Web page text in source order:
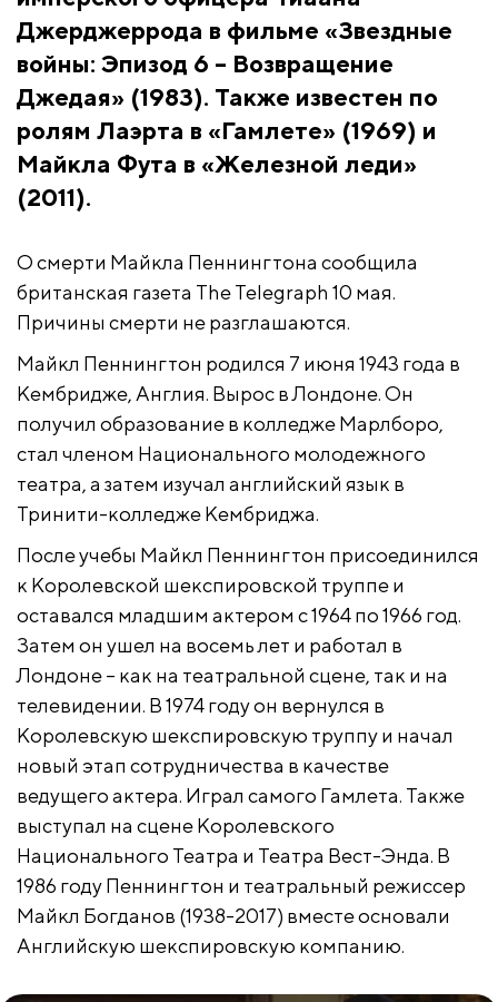
Джерджеррода в фильме «Звездные
войны: Эпизод 6 – Возвращение
Джедая» (1983). Также известен по
ролям Лаэрта в «Гамлете» (1969) и
Майкла Фута в «Железной леди»
(2011).
О смерти Майкла Пеннингтона сообщила
британская газета The Telegraph 10 мая.
Причины смерти не разглашаются.
Майкл Пеннингтон родился 7 июня 1943 года в
Кембридже, Англия. Вырос в Лондоне. Он
получил образование в колледже Марлборо,
стал членом Национального молодежного
театра, а затем изучал английский язык в
Тринити-колледже Кембриджа.
После учебы Майкл Пеннингтон присоединился
к Королевской шекспировской труппе и
оставался младшим актером с 1964 по 1966 год.
Затем он ушел на восемь лет и работал в
Лондоне – как на театральной сцене, так и на
телевидении. В 1974 году он вернулся в
Королевскую шекспировскую труппу и начал
новый этап сотрудничества в качестве
ведущего актера. Играл самого Гамлета. Также
выступал на сцене Королевского
Национального Театра и Театра Вест-Энда. В
1986 году Пеннингтон и театральный режиссер
Майкл Богданов (1938-2017) вместе основали
Английскую шекспировскую компанию.